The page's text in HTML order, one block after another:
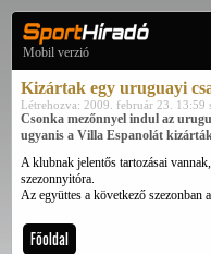
Mobil verzió
Kizártak egy uruguayi
Létrehozva: 2009. február 23. 13:59
Csonka mezőnnyel indul az
ugyanis a Villa Espanolát
A klubnak jelentős tartozásai
szezonnyitóra.
Az együttes a következő szezonban
Főoldal